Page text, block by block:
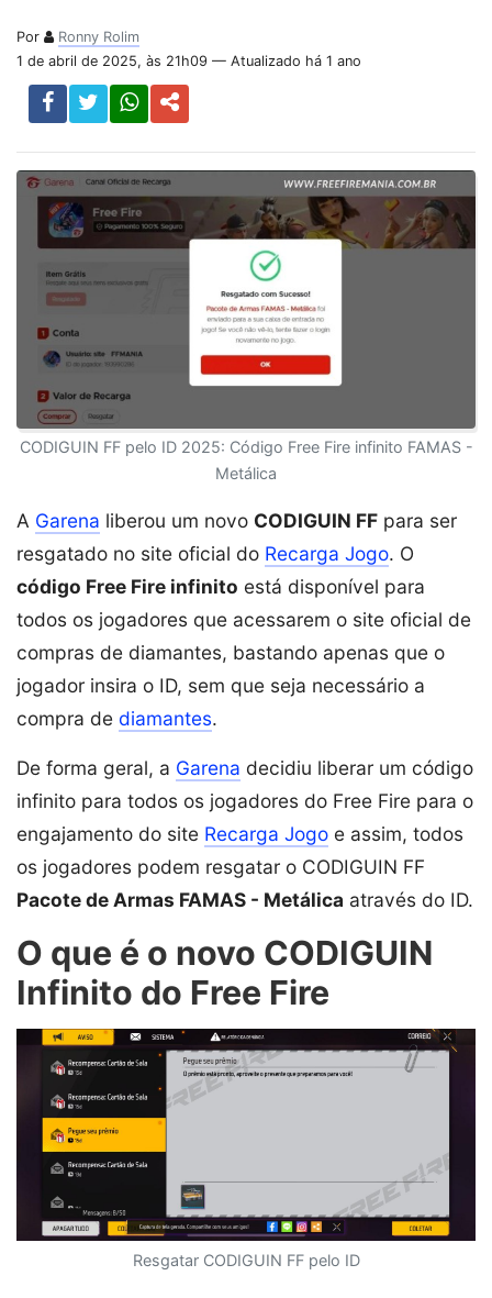
Por
Ronny Rolim
1 de abril de 2025, às 21h09 — Atualizado há 1 ano
CODIGUIN FF pelo ID 2025: Código Free Fire infinito FAMAS -
Metálica
A Garena liberou um novo CODIGUIN FF para ser
resgatado no site oficial do Recarga Jogo. O
código Free Fire infinito está disponível para
todos os jogadores que acessarem o site oficial de
compras de diamantes, bastando apenas que o
jogador insira o ID, sem que seja necessário a
compra de diamantes.
De forma geral, a Garena decidiu liberar um código
infinito para todos os jogadores do Free Fire para o
engajamento do site Recarga Jogo e assim, todos
os jogadores podem resgatar o CODIGUIN FF
Pacote de Armas FAMAS - Metálica através do ID.
O que é o novo CODIGUIN
Infinito do Free Fire
Resgatar CODIGUIN FF pelo ID